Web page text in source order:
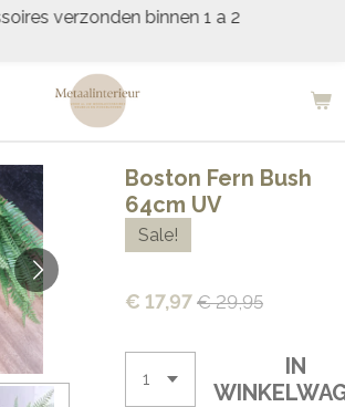
verzonden binnen 1 a 2
Boston Fern Bush
64cm UV
Sale!
€ 17,97 € 29,95
IN